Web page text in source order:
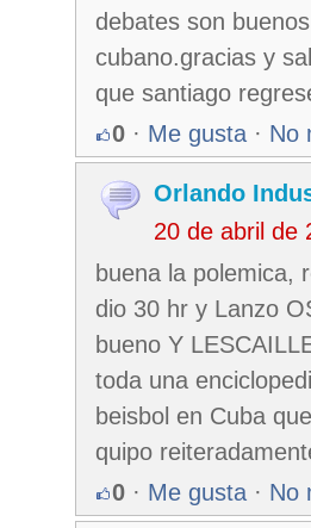
debates son
cubano.gracias y
que santiago
0 · Me gusta · No
Orlando
20 de abril de
buena la polemica,
dio 30 hr y Lanzo
bueno Y
toda una
beisbol en Cuba
quipo
0 · Me gusta · No